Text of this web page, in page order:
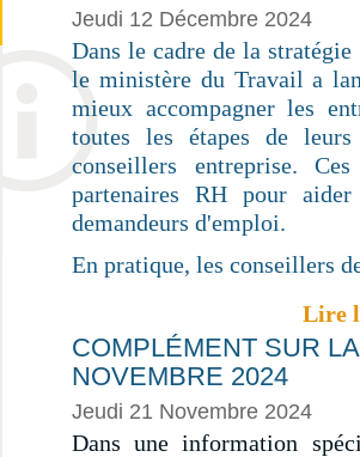
Jeudi 12 Décembre 2024
Dans le cadre de la
le ministère du Travail a
mieux accompagner les
toutes les étapes de
conseillers entreprise.
partenaires RH pour
demandeurs d'emploi.
En pratique, les conseillers
Lire
COMPLÉMENT SUR
NOVEMBRE 2024
Jeudi 21 Novembre 2024
Dans une information